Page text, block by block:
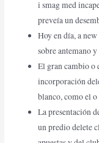
i smag med
preveía un
Hoy en día, a new
sobre antemano
El gran cambio o
incorporación
blanco, como el
La presentación
un predio delete